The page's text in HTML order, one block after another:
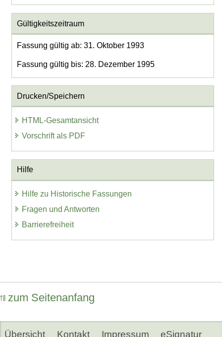
Gültigkeitszeitraum
Fassung gültig ab: 31. Oktober 1993
Fassung gültig bis: 28. Dezember 1995
Drucken/Speichern
HTML-Gesamtansicht
Vorschrift als PDF
Hilfe
Hilfe zu Historische Fassungen
Fragen und Antworten
Barrierefreiheit
zum Seitenanfang
Übersicht Kontakt Impressum eSignatur